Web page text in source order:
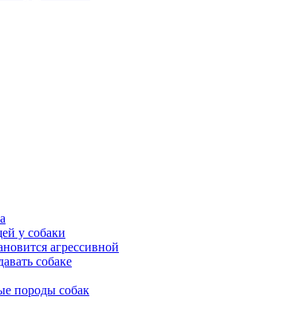
у собаки
агрессивной
собаке
породы собак